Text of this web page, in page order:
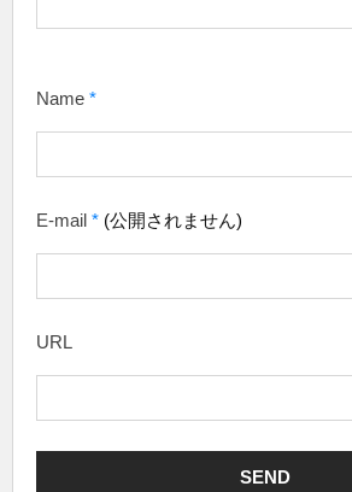
Name *
E-mail * (公開されません)
URL